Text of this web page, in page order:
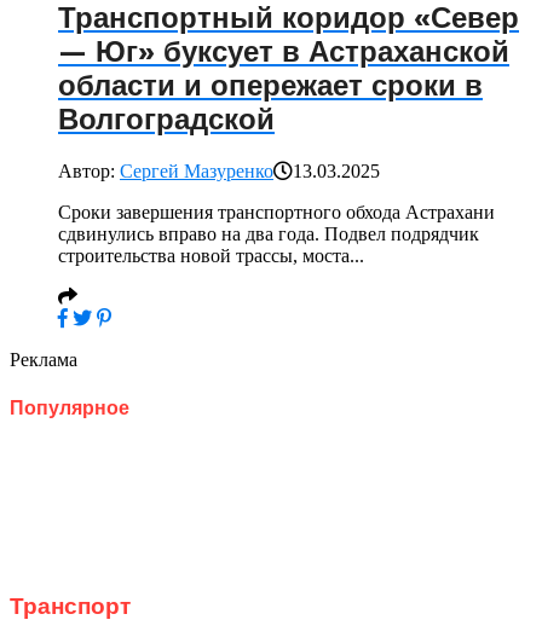
Транспортный коридор «Север
— Юг» буксует в Астраханской
области и опережает сроки в
Волгоградской
Автор: Сергей Мазуренко
13.03.2025
Сроки завершения транспортного обхода Астрахани
сдвинулись вправо на два года. Подвел подрядчик
строительства новой трассы, моста...
Реклама
Популярное
Транспорт